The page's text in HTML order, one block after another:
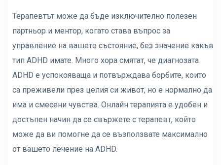
Терапевтът може да бъде изключително полезен
партньор и ментор, когато става въпрос за
управление на вашето състояние, без значение какъв
тип ADHD имате. Много хора смятат, че диагнозата
ADHD е успокояваща и потвърждава борбите, които
са преживели през целия си живот, но е нормално да
има и смесени чувства. Онлайн терапията е удобен и
достъпен начин да се свържете с терапевт, който
може да ви помогне да се възползвате максимално
от вашето лечение на ADHD.